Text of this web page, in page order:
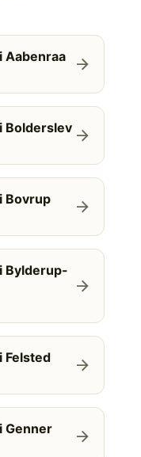
Aabenraa arrow_forward
Bolderslev arrow_forward
Bovrup arrow_forward
Bylderup-
arrow_forward
Felsted arrow_forward
Genner arrow_forward